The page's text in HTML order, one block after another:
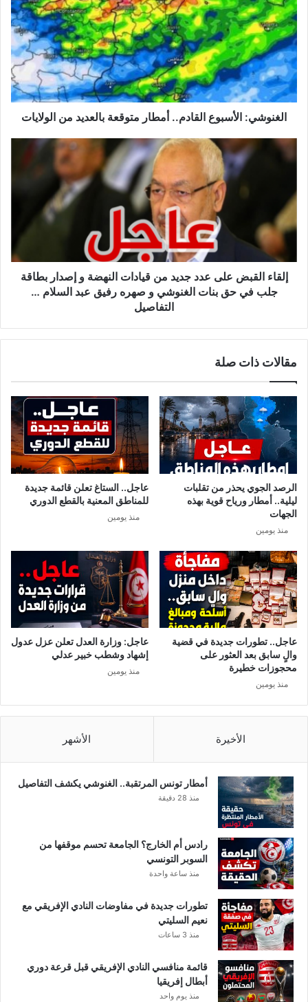
القادم..
أمطار
متوقعة
بالعديد
من
الولايات
الغنوشي: الأسبوع القادم.. أمطار متوقعة بالعديد من الولايات
إلقاء
القبض
جديد
قيادات
النهضة
و
إصدار
بطاقة
حق
الغنوشي
رفيق
السلام
…
التفاصيل
إلقاء القبض على عدد جديد من قيادات النهضة و إصدار بطاقة
جلب في حق بنات الغنوشي و صهره رفيق عبد السلام …
التفاصيل
مقالات ذات صلة
الرصد الجوي يحذر من تقلبات
ليلية.. أمطار ورياح قوية بهذه
الجهات
منذ يومين
عاجل.. الستاغ تعلن قائمة جديدة
للمناطق المعنية بالقطع الدوري
منذ يومين
عاجل.. تطورات جديدة في قضية
والٍ سابق بعد العثور على
محجوزات خطيرة
منذ يومين
عاجل: وزارة العدل تعلن عزل عدول
إشهاد وشطب خبير عدلي
منذ يومين
الأخيرة الأشهر
أمطار تونس المرتقبة.. الغنوشي يكشف التفاصيل
منذ 28 دقيقة
رادس أم الخارج؟ الجامعة تحسم موقفها من
السوبر التونسي
منذ ساعة واحدة
تطورات جديدة في مفاوضات النادي الإفريقي مع
نعيم السليتي
منذ 3 ساعات
قائمة منافسي النادي الإفريقي قبل قرعة دوري
أبطال إفريقيا
منذ يوم واحد